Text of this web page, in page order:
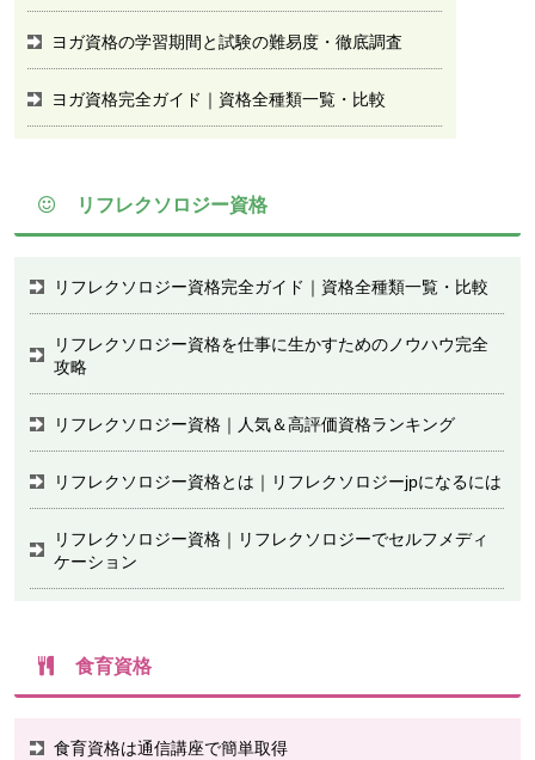
ヨガ資格の学習期間と試験の難易度・徹底調査
ヨガ資格完全ガイド｜資格全種類一覧・比較
リフレクソロジー資格
リフレクソロジー資格完全ガイド｜資格全種類一覧・比較
リフレクソロジー資格を仕事に生かすためのノウハウ完全
攻略
リフレクソロジー資格｜人気＆高評価資格ランキング
リフレクソロジー資格とは｜リフレクソロジーjpになるには
リフレクソロジー資格｜リフレクソロジーでセルフメディ
ケーション
食育資格
食育資格は通信講座で簡単取得